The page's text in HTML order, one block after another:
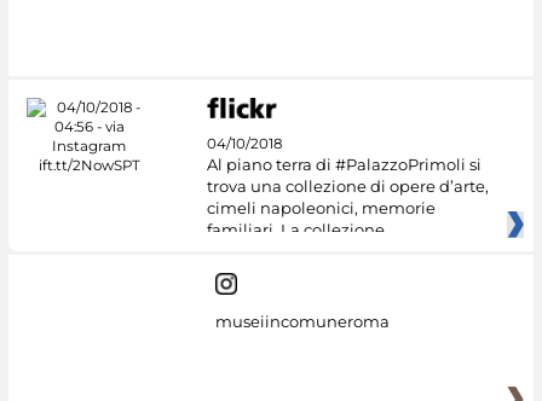
04/10/2018
Al piano terra di #PalazzoPrimoli si
trova una collezione di opere d’arte,
cimeli napoleonici, memorie
familiari. La collezione
museiincomuneroma